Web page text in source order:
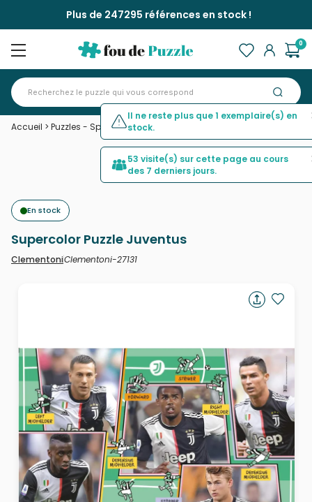
Plus de 247295 références en stock !
0
Accueil > Puzzles - Sports>Supercolor Puzzle Juventus
En stock
Supercolor Puzzle Juventus
ClementoniClementoni-27131
Il ne reste plus que 1 exemplaire(s) en
stock.
53 visite(s) sur cette page au cours
des 7 derniers jours.